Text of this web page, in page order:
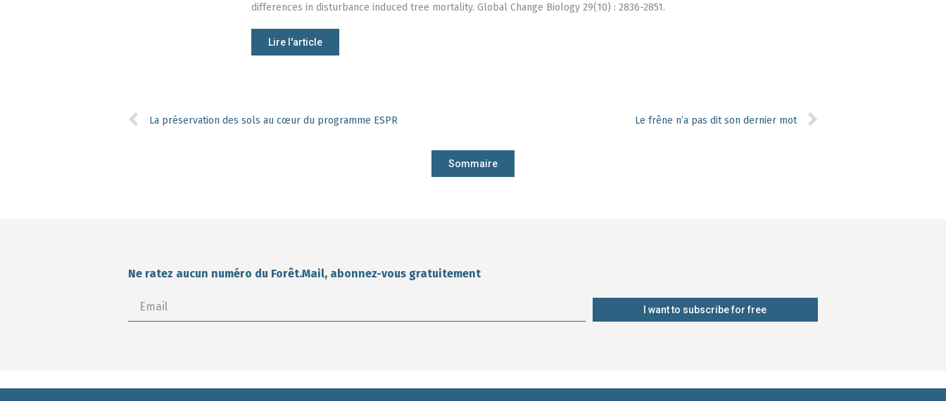
differences in disturbance induced tree mortality. Global Change Biology 29(10) : 2836-2851.
Lire l'article
La préservation des sols au cœur du programme ESPR Le frêne n’a pas dit son dernier mot
Sommaire
Ne ratez aucun numéro du Forêt.Mail, abonnez-vous gratuitement
I want to subscribe for free